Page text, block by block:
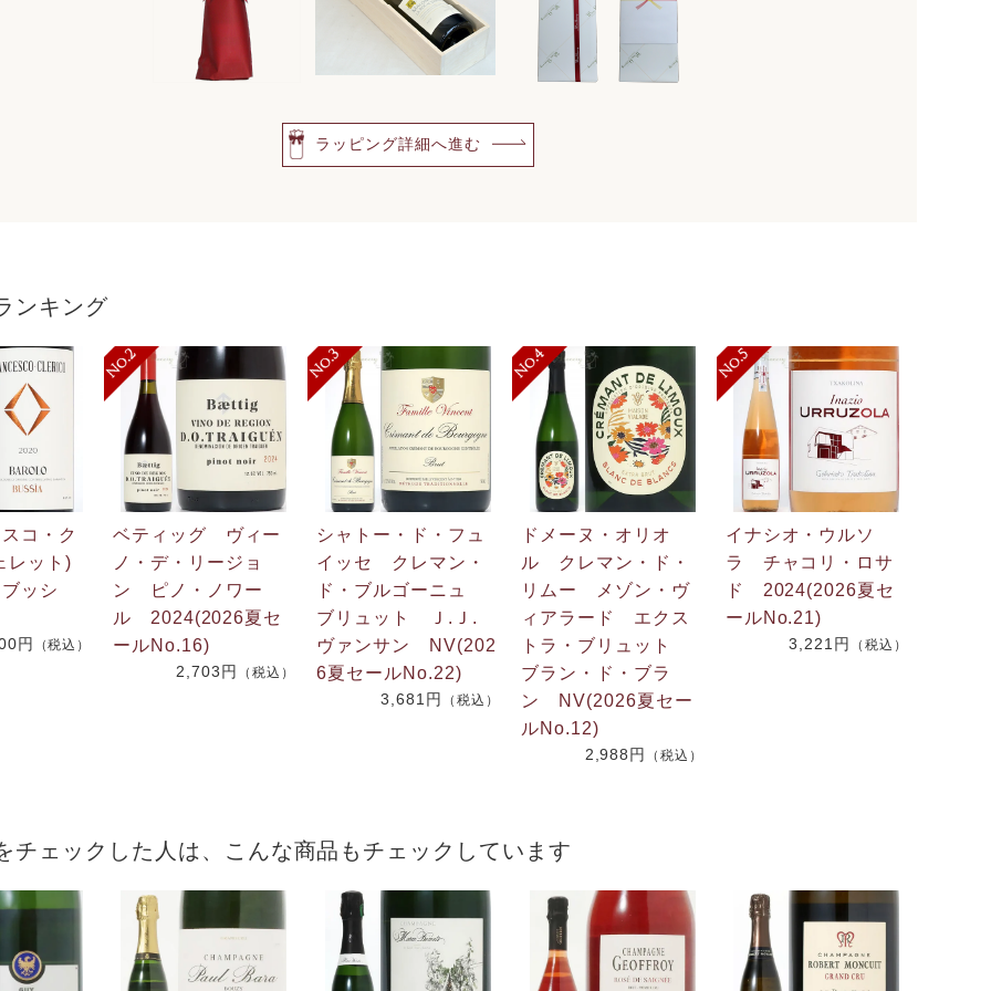
ラッピング詳細へ進む
ンキング
コ・ク
レット)
ッシ
円 （税込）
ベティッグ ヴィー
ノ・デ・リージョ
ン ピノ・ノワー
ル 2024(2026夏セ
ールNo.16)
2,703円 （税込）
シャトー・ド・フュ
イッセ クレマン・
ド・ブルゴーニュ
ブリュット Ｊ.Ｊ.
ヴァンサン NV(202
6夏セールNo.22)
3,681円 （税込）
ドメーヌ・オリオ
ル クレマン・ド・
リムー メゾン・ヴ
ィアラード エクス
トラ・ブリュット
ブラン・ド・ブラ
ン NV(2026夏セー
ルNo.12)
2,988円 （税込）
イナシオ・ウルソ
ラ チャコリ・ロサ
ド 2024(2026夏セ
ールNo.21)
3,221円 （税込）
チェックした人は、こんな商品もチェックしています